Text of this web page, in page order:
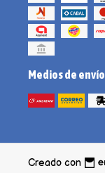
Medios de envío
Creado con